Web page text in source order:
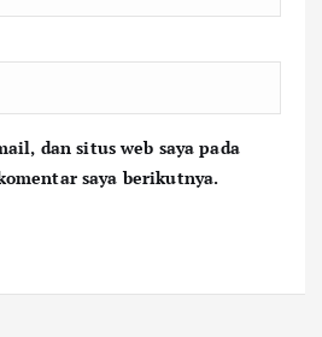
dan situs web saya pada
saya berikutnya.